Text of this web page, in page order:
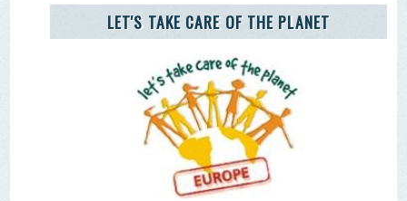
AGÊNCIA JOVEM NOTÍCIAS